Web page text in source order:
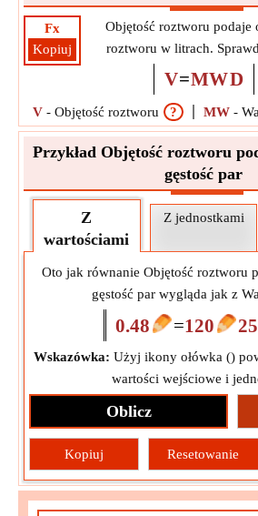
Fx
Kopiuj
Objętość roztworu podaje
roztworu w litrach.
V=MWD
V - Objętość roztworu ? MW -
Przykład Objętość roztworu
gęstość par
Z
wartościami
Z jednostkami
Oto jak równanie Objętość roztworu
gęstość par wygląda jak z
0.48 =120
Wskazówka: Użyj ikony ołówka ()
wartości wejściowe i
Oblicz
Kopiuj Resetowanie